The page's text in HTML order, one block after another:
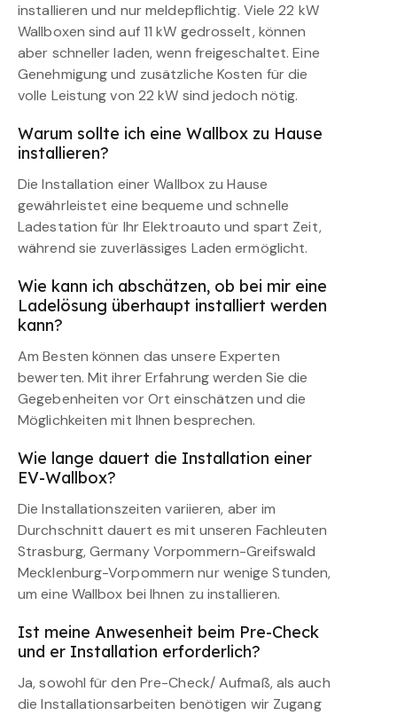
installieren und nur meldepflichtig. Viele 22 kW
Wallboxen sind auf 11 kW gedrosselt, können
aber schneller laden, wenn freigeschaltet. Eine
Genehmigung und zusätzliche Kosten für die
volle Leistung von 22 kW sind jedoch nötig.
Warum sollte ich eine Wallbox zu Hause
installieren?
Die Installation einer Wallbox zu Hause
gewährleistet eine bequeme und schnelle
Ladestation für Ihr Elektroauto und spart Zeit,
während sie zuverlässiges Laden ermöglicht.
Wie kann ich abschätzen, ob bei mir eine
Ladelösung überhaupt installiert werden
kann?
Am Besten können das unsere Experten
bewerten. Mit ihrer Erfahrung werden Sie die
Gegebenheiten vor Ort einschätzen und die
Möglichkeiten mit Ihnen besprechen.
Wie lange dauert die Installation einer
EV-Wallbox?
Die Installationszeiten variieren, aber im
Durchschnitt dauert es mit unseren Fachleuten
Strasburg, Germany Vorpommern-Greifswald
Mecklenburg-Vorpommern nur wenige Stunden,
um eine Wallbox bei Ihnen zu installieren.
Ist meine Anwesenheit beim Pre-Check
und er Installation erforderlich?
Ja, sowohl für den Pre-Check/ Aufmaß, als auch
die Installationsarbeiten benötigen wir Zugang